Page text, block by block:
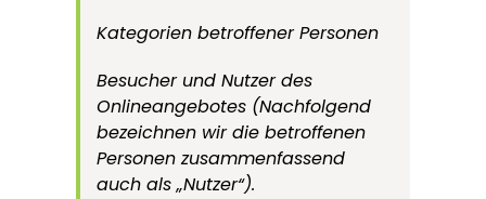
Kategorien betroffener Personen
Besucher und Nutzer des
Onlineangebotes (Nachfolgend
bezeichnen wir die betroffenen
Personen zusammenfassend
auch als „Nutzer“).